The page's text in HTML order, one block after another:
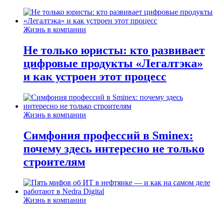
Жизнь в компании
Не только юристы: кто развивает
цифровые продукты «Легалтэка»
и как устроен этот процесс
Жизнь в компании
Симфония профессий в Sminex:
почему здесь интересно не только
строителям
Жизнь в компании